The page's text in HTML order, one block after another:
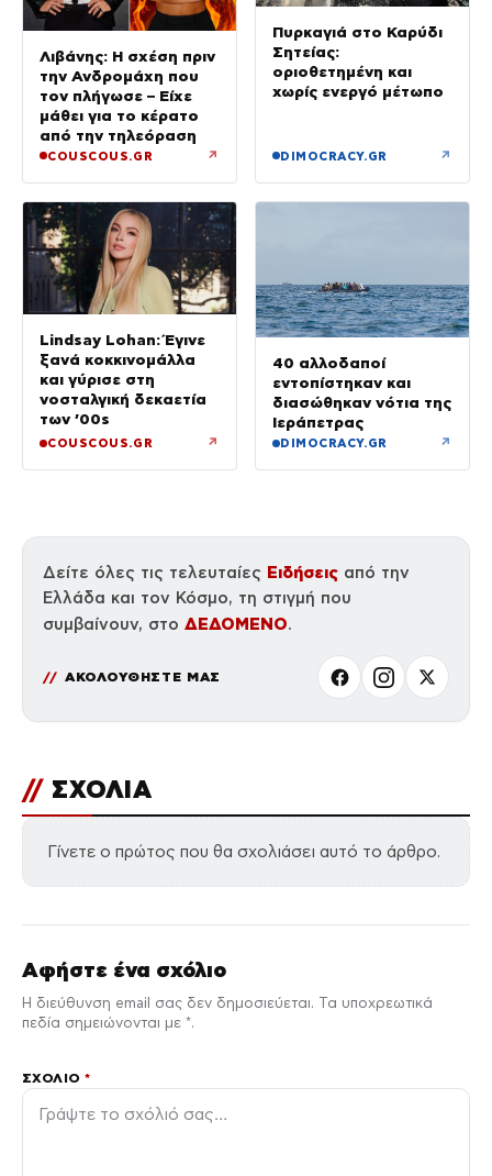
Λιβάνης: Η σχέση πριν
την Ανδρομάχη που
τον πλήγωσε – Είχε
μάθει για το κέρατο
από την τηλεόραση
COUSCOUS.GR ↗
Πυρκαγιά στο Καρύδι
Σητείας:
οριοθετημένη και
χωρίς ενεργό μέτωπο
DIMOCRACY.GR ↗
Lindsay Lohan: Έγινε
ξανά κοκκινομάλλα
και γύρισε στη
νοσταλγική δεκαετία
των ’00s
COUSCOUS.GR ↗
40 αλλοδαποί
εντοπίστηκαν και
διασώθηκαν νότια της
Ιεράπετρας
DIMOCRACY.GR ↗
Δείτε όλες τις τελευταίες Ειδήσεις από την
Ελλάδα και τον Κόσμο, τη στιγμή που
συμβαίνουν, στο ΔΕΔΟΜΕΝΟ.
ΑΚΟΛΟΥΘΗΣΤΕ ΜΑΣ
// ΣΧΟΛΙΑ
Γίνετε ο πρώτος που θα σχολιάσει αυτό το άρθρο.
Αφήστε ένα σχόλιο
Η διεύθυνση email σας δεν δημοσιεύεται. Τα υποχρεωτικά
πεδία σημειώνονται με *.
ΣΧΌΛΙΟ*